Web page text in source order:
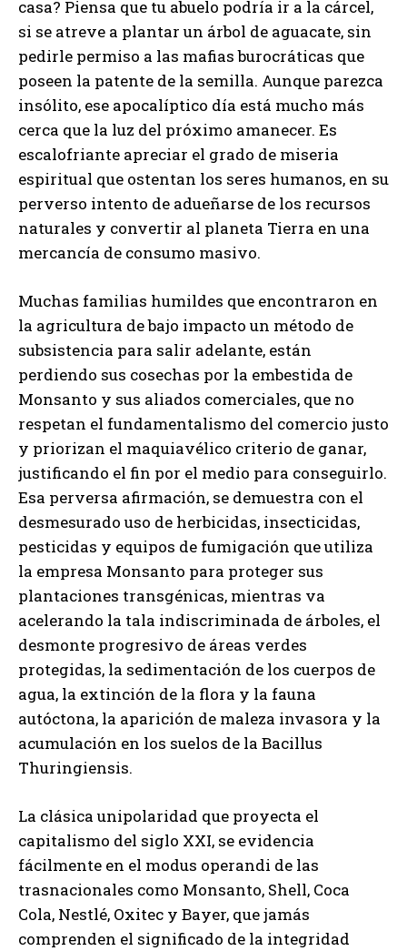
casa? Piensa que tu abuelo podría ir a la cárcel,
si se atreve a plantar un árbol de aguacate, sin
pedirle permiso a las mafias burocráticas que
poseen la patente de la semilla. Aunque parezca
insólito, ese apocalíptico día está mucho más
cerca que la luz del próximo amanecer. Es
escalofriante apreciar el grado de miseria
espiritual que ostentan los seres humanos, en su
perverso intento de adueñarse de los recursos
naturales y convertir al planeta Tierra en una
mercancía de consumo masivo.
Muchas familias humildes que encontraron en
la agricultura de bajo impacto un método de
subsistencia para salir adelante, están
perdiendo sus cosechas por la embestida de
Monsanto y sus aliados comerciales, que no
respetan el fundamentalismo del comercio justo
y priorizan el maquiavélico criterio de ganar,
justificando el fin por el medio para conseguirlo.
Esa perversa afirmación, se demuestra con el
desmesurado uso de herbicidas, insecticidas,
pesticidas y equipos de fumigación que utiliza
la empresa Monsanto para proteger sus
plantaciones transgénicas, mientras va
acelerando la tala indiscriminada de árboles, el
desmonte progresivo de áreas verdes
protegidas, la sedimentación de los cuerpos de
agua, la extinción de la flora y la fauna
autóctona, la aparición de maleza invasora y la
acumulación en los suelos de la Bacillus
Thuringiensis.
La clásica unipolaridad que proyecta el
capitalismo del siglo XXI, se evidencia
fácilmente en el modus operandi de las
trasnacionales como Monsanto, Shell, Coca
Cola, Nestlé, Oxitec y Bayer, que jamás
comprenden el significado de la integridad